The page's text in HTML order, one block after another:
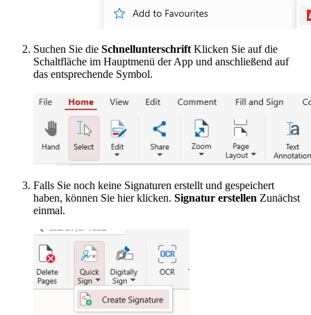
Suchen Sie die Schnellunterschrift Klicken Sie auf die
Schaltfläche im Hauptmenü der App und anschließend auf
das entsprechende Symbol.
Falls Sie noch keine Signaturen erstellt und gespeichert
haben, können Sie hier klicken. Signatur erstellen Zunächst
einmal.